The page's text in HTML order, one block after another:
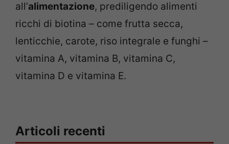
all’alimentazione, prediligendo alimenti
ricchi di biotina – come frutta secca,
lenticchie, carote, riso integrale e funghi –
vitamina A, vitamina B, vitamina C,
vitamina D e vitamina E.
Articoli recenti